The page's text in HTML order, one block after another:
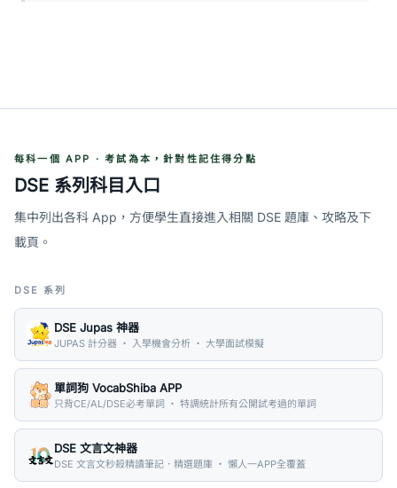
每科一個 APP · 考試為本，針對性記住得分點
DSE 系列科目入口
集中列出各科 App，方便學生直接進入相關 DSE 題庫、攻略及下
載頁。
DSE 系列
DSE Jupas 神器
JUPAS 計分器 ・ 入學機會分析 ・ 大學面試模擬
單詞狗 VocabShiba APP
只背CE/AL/DSE必考單詞 ・ 特調統計所有公開試考過的單詞
DSE 文言文神器
DSE 文言文秒殺精讀筆記．精選題庫 ・ 懶人一APP全覆蓋